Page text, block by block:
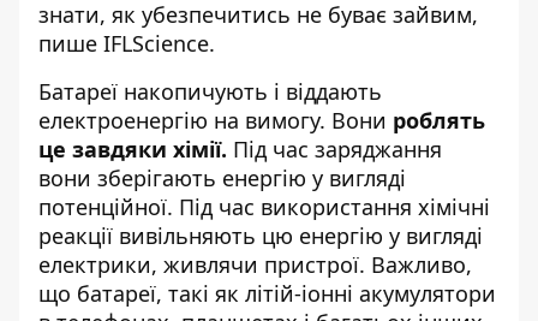
знати, як убезпечитись не буває зайвим,
пише IFLScience.
Батареї накопичують і віддають
електроенергію на вимогу. Вони роблять
це завдяки хімії. Під час заряджання
вони зберігають енергію у вигляді
потенційної. Під час використання хімічні
реакції вивільняють цю енергію у вигляді
електрики, живлячи пристрої. Важливо,
що батареї, такі як літій-іонні акумулятори